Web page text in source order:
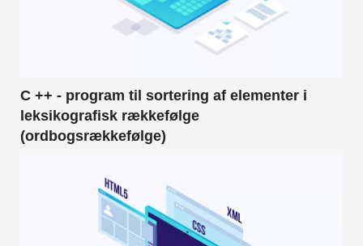
C ++ - program til sortering af elementer i
leksikografisk rækkefølge
(ordbogsrækkefølge)